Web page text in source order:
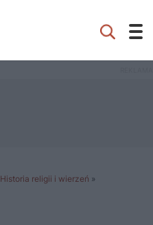
Historia religii i wierzeń »